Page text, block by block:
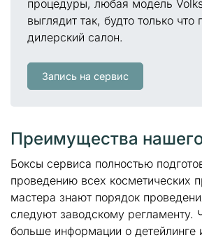
процедуры, любая модель
выглядит так, будто только что
дилерский салон.
Запись на сервис
Преимущества
Боксы сервиса полностью
проведению всех косметических
мастера знают порядок
следуют заводскому регламенту.
больше информации о детейлинге